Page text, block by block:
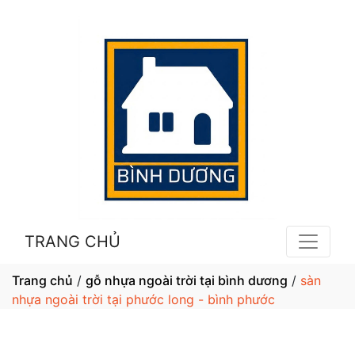
TRANG CHỦ
Trang chủ / gỗ nhựa ngoài trời tại bình dương / sàn
nhựa ngoài trời tại phước long - bình phước